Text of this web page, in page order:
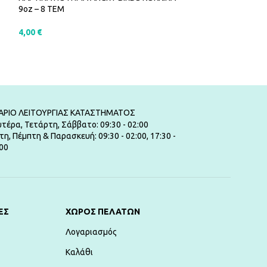
9oz – 8 ΤΕΜ
4,00 €
ΛΕΙΤΟΥΡΓΙΑΣ ΚΑΤΑΣΤΗΜΑΤΟΣ
Τετάρτη, Σάββατο: 09:30 - 02:00
Πέμπτη & Παρασκευή: 09:30 - 02:00, 17:30 -
ΧΏΡΟΣ ΠΕΛΑΤΏΝ
Λογαριασμός
Καλάθι